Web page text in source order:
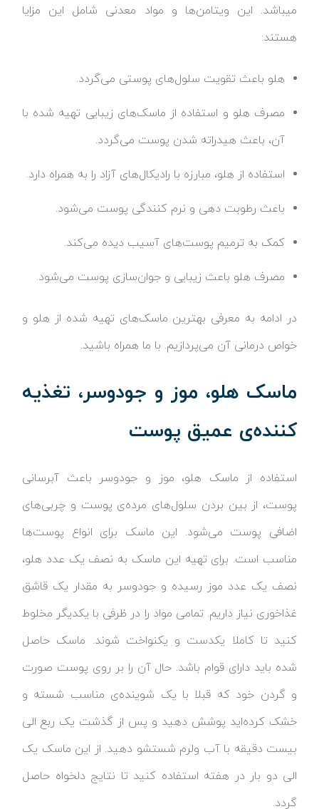
می‎باشد. این ویتامن‌ها و مواد معدنی شامل این مزایا
هستند:
هلو باعث تقویت سلول‌های پوستی می‌گردد.
مصرف هلو و استفاده از ماسک‌های زیبایی تهیه شده با
آن، باعث هیدراته شدن پوست می‌گردد.
استفاده از هلو، مبارزه با رادیکال‌های آزاد را به همراه دارد.
باعث رطوبت دهی و نرم کنندگی پوست می‌شود.
کمک به ترمیم پوست‌های آسیب دیده می‌کند.
مصرف هلو باعث زیبایی و جوان‌سازی پوست می‌شود.
در ادامه به معرفی بهترین ماسک‌های تهیه شده از هلو و
خواص درمانی آن می‌پردازیم. با ما همراه باشید.
ماسک هلو، موز و جودوسر، تغذیه
کننده‌ی عمیق پوست
استفاده از ماسک هلو، موز و جودوسر باعث آبرسانی
پوست، از بین بردن سلول‌های مرده‌ی پوست و چربی‌های
اضافی پوست می‌شود. این ماسک برای انواع پوست‌ها
مناسب است. برای تهیه این ماسک به نصف یک عدد هلو،
نصف یک عدد موز رسیده و جودوسر به مقدار یک قاشق
غذاخوری نیاز داریم. تمامی مواد را در ظرفی با یکدیگر مخلوط
کنید تا کاملا یکدست و یکنواخت شوند. ماسک حاصل
شده باید دارای قوام باشد. حال آن را بر روی پوست صورت
و گردن خود که قبلا با یک شوینده‌ی مناسب شسته و
خشک کرده‌اید پوشش دهید و پس از گذشت یک ربع الی
بیست دقیقه با آب ولرم شستشو دهید. از این ماسک یک
الی دو بار در هفته استفاده کنید تا نتایج دلخواه حاصل
گردد.